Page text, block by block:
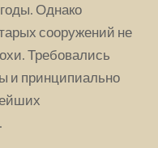
Однако
сооружений не
Требовались
и принципиально